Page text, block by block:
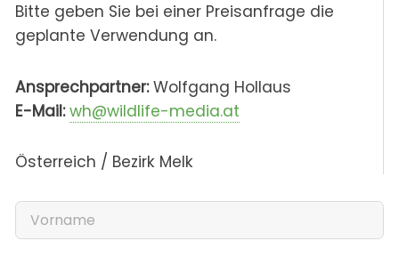
Bitte geben Sie bei einer Preisanfrage die
geplante Verwendung an.
Ansprechpartner:Wolfgang Hollaus
E-Mail: wh@wildlife-media.at
Österreich / Bezirk Melk